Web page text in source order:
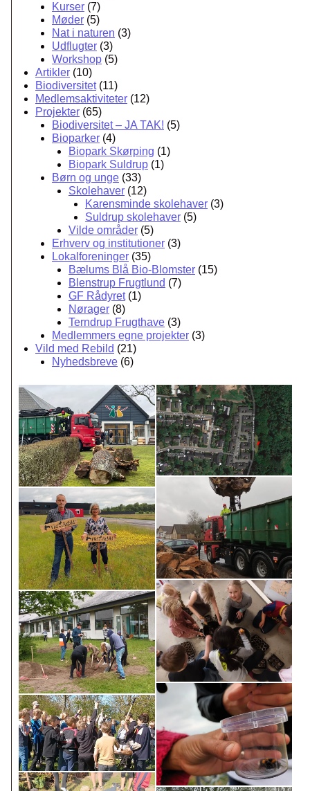
Kurser (7)
Møder (5)
Nat i naturen (3)
Udflugter (3)
Workshop (5)
Artikler (10)
Biodiversitet(11)
Medlemsaktiviteter (12)
Projekter (65)
Biodiversitet – JA TAK! (5)
Bioparker (4)
Biopark Skørping (1)
Biopark Suldrup (1)
Børn og unge (33)
Skolehaver (12)
Karensminde skolehaver (3)
Suldrup skolehaver (5)
Vilde områder (5)
Erhverv og institutioner (3)
Lokalforeninger (35)
Bælums Blå Bio-Blomster (15)
Blenstrup Frugtlund (7)
GF Rådyret(1)
Nørager (8)
Terndrup Frugthave (3)
Medlemmers egne projekter (3)
Vild med Rebild (21)
Nyhedsbreve (6)